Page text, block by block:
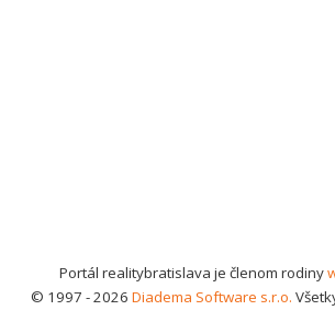
Portál realitybratislava je členom rodiny
© 1997 - 2026 Diadema Software s.r.o.